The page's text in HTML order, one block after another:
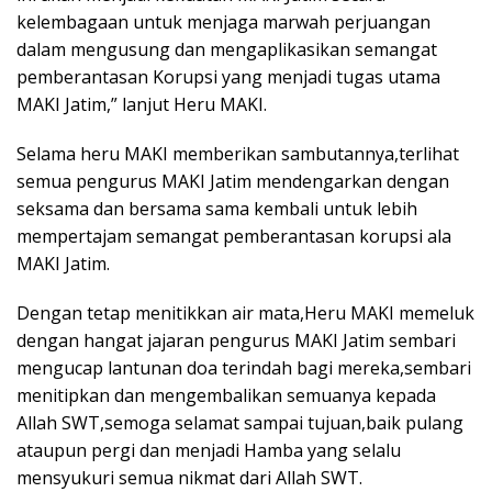
kelembagaan untuk menjaga marwah perjuangan
dalam mengusung dan mengaplikasikan semangat
pemberantasan Korupsi yang menjadi tugas utama
MAKI Jatim,” lanjut Heru MAKI.
Selama heru MAKI memberikan sambutannya,terlihat
semua pengurus MAKI Jatim mendengarkan dengan
seksama dan bersama sama kembali untuk lebih
mempertajam semangat pemberantasan korupsi ala
MAKI Jatim.
Dengan tetap menitikkan air mata,Heru MAKI memeluk
dengan hangat jajaran pengurus MAKI Jatim sembari
mengucap lantunan doa terindah bagi mereka,sembari
menitipkan dan mengembalikan semuanya kepada
Allah SWT,semoga selamat sampai tujuan,baik pulang
ataupun pergi dan menjadi Hamba yang selalu
mensyukuri semua nikmat dari Allah SWT.